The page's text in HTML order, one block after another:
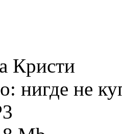
Кристи
нигде не